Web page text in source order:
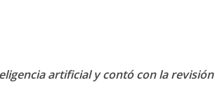
artificial y contó con la revisión